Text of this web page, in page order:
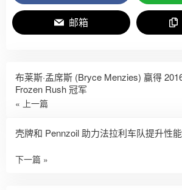
邮箱
布莱斯·孟席斯 (Bryce Menzies) 赢得
Frozen Rush 冠军
« 上一篇
壳牌和 Pennzoil 助力法拉利车队提升性能
下一篇 »